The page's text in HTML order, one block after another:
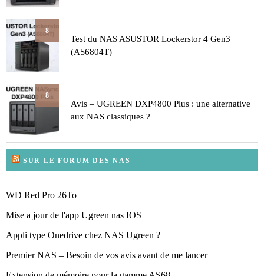
8
Test du NAS ASUSTOR Lockerstor 4 Gen3
(AS6804T)
8
Avis – UGREEN DXP4800 Plus : une alternative
aux NAS classiques ?
SUR LE FORUM DES NAS
WD Red Pro 26To
Mise a jour de l'app Ugreen nas IOS
Appli type Onedrive chez NAS Ugreen ?
Premier NAS – Besoin de vos avis avant de me lancer